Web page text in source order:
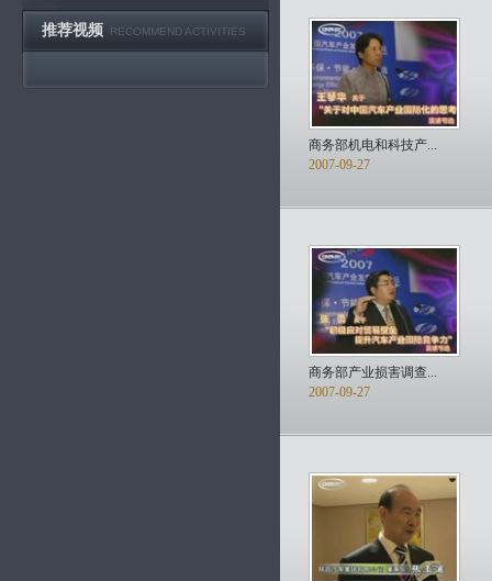
推荐视频 RECOMMEND ACTIVITIES
商务部机电和科技产...
2007-09-27
商务部产业损害调查...
2007-09-27